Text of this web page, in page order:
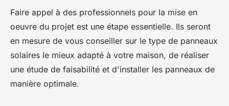
Faire appel à des professionnels pour la mise en
oeuvre du projet est une étape essentielle. Ils seront
en mesure de vous conseiller sur le type de panneaux
solaires le mieux adapté à votre maison, de réaliser
une étude de faisabilité et d'installer les panneaux de
manière optimale.